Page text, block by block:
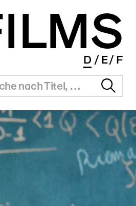
Agenda
Film Library
D E
F